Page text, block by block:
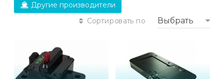
Другие производители
Сортировать по Выбрать